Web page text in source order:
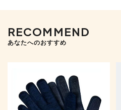
RECOMMEND
あなたへのおすすめ